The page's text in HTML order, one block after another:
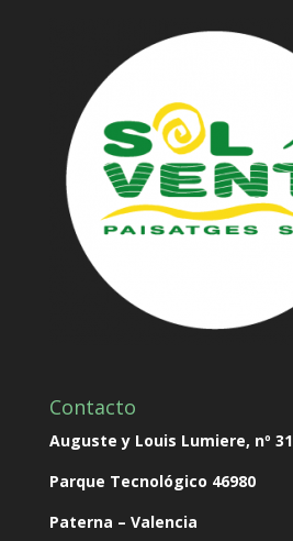
Contacto
Auguste y Louis Lumiere, nº 31
Parque Tecnológico 46980
Paterna – Valencia